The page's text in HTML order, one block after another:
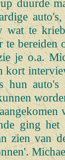
duurde
wat te
te bereiden
je o.a.
kort
hun auto's
ging
zien van